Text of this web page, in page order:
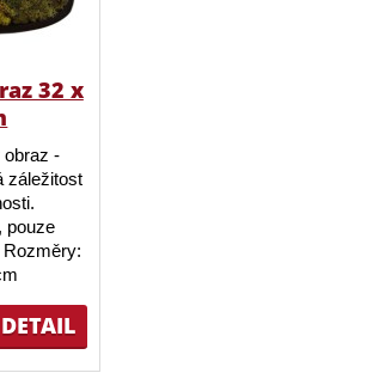
32 x
-
záležitost
pouze
DETAIL